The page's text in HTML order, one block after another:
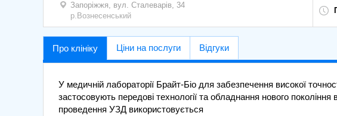
Запоріжжя, вул. Сталеварів, 34
р.Вознесенський
Про клініку Ціни на послуги Відгуки
У медичній лабораторії Брайт-Біо для забезпечення високої
застосовують передові технології та обладнання нового покоління
проведення УЗД використовується